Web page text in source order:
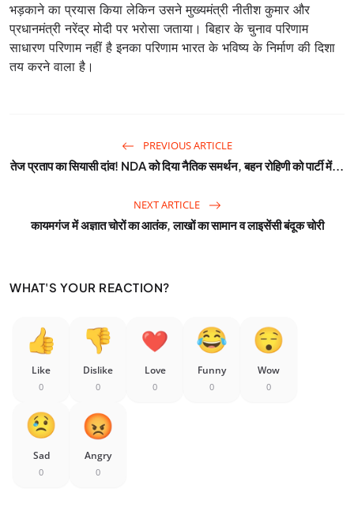
भड़काने का प्रयास किया लेकिन उसने मुख्यमंत्री नीतीश कुमार और
प्रधानमंत्री नरेंद्र मोदी पर भरोसा जताया। बिहार के चुनाव परिणाम
साधारण परिणाम नहीं है इनका परिणाम भारत के भविष्य के निर्माण की दिशा
तय करने वाला है।
PREVIOUS ARTICLE
तेज प्रताप का सियासी दांव! NDA को दिया नैतिक समर्थन, बहन रोहिणी को पार्टी में...
NEXT ARTICLE
कायमगंज में अज्ञात चोरों का आतंक, लाखों का सामान व लाइसेंसी बंदूक चोरी
WHAT'S YOUR REACTION?
Like
0
Dislike
0
Love
0
Funny
0
Wow
0
Sad
0
Angry
0